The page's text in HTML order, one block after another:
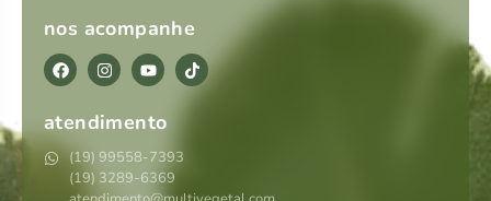
nos acompanhe
atendimento
(19) 99558-7393
(19) 3289-6369